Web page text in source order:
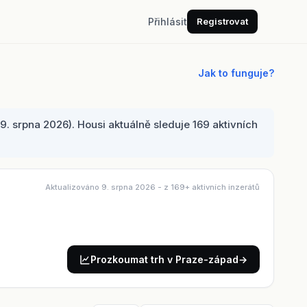
Přihlásit Registrovat
Jak to funguje?
srpna 2026). Housi aktuálně sleduje 169 aktivních
Aktualizováno 9. srpna 2026 - z 169+ aktivních inzerátů
Prozkoumat trh v Praze-západ→